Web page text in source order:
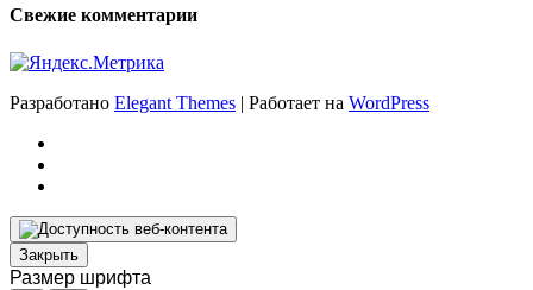
Свежие комментарии
Разработано Elegant Themes | Работает на WordPress
Закрыть
Размер шрифта